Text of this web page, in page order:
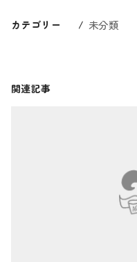
カテゴリー 未分類
関連記事